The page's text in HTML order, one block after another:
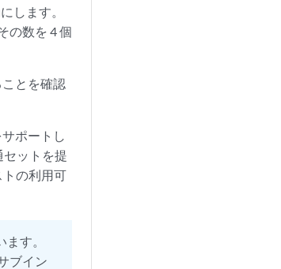
します。
の数を 4 個
とを確認
ポートし
ットを提
の利用可
す。
ブイン